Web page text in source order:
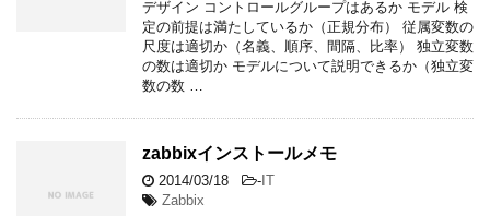
デザイン コントロールグループはあるか モデル 検
定の前提は満たしているか（正規分布） 従属変数の
尺度は適切か（名義、順序、間隔、比率） 独立変数
の数は適切か モデルについて説明できるか（独立変
数の数 …
zabbixインストールメモ
2014/03/18 -IT
Zabbix